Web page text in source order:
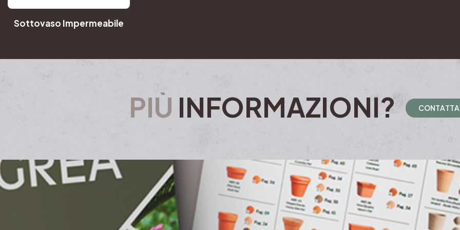
Sottovaso Impermeabile
PIÙ INFORMAZIONI? CONTATTA